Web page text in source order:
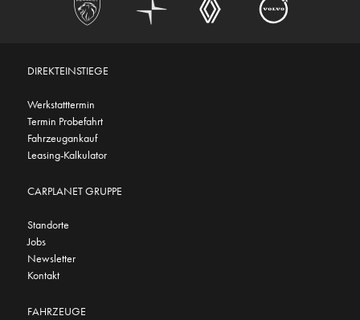
DIREKTEINSTIEGE
Werkstatttermin
Termin Probefahrt
Fahrzeugankauf
Leasing-Kalkulator
CARPLANET GRUPPE
Standorte
Jobs
Newsletter
Kontakt
FAHRZEUGE